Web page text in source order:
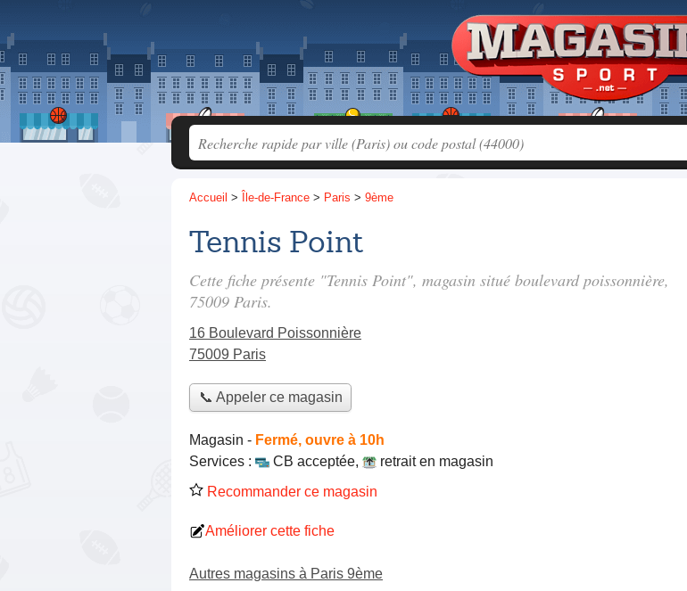
Accueil > Île-de-France > Paris > 9ème
Tennis Point
Cette fiche présente "Tennis Point", magasin situé boulevard poissonnière,
75009 Paris.
16 Boulevard Poissonnière
75009 Paris
📞 Appeler ce magasin
Magasin - Fermé, ouvre à 10h
Services :
CB acceptée,
retrait en magasin
Recommander ce magasin
Améliorer cette fiche
Autres magasins à Paris 9ème